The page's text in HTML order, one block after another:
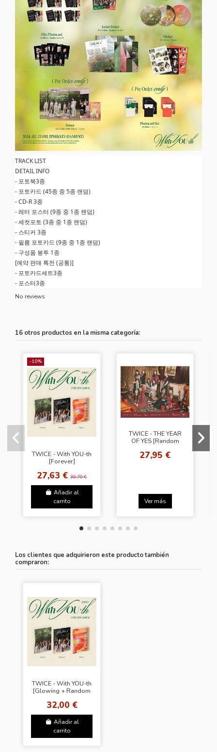
TRACK LIST
DETAIL INFO
- 포토북3종
- 포토카드 (45종 중 5종 랜덤)
- CD-R 3종
- 레터 포스터 (9종 중 1종 랜덤)
- 세컷포토 (3종 중 1종 랜덤)
- 스티커 3종
- 필름 포토카드 (9종 중 1종 랜덤)
- 구성품 봉투 1종
[예약 판매 특전 (공통)]
- 포토카드세트3종
- 포스터3종
No reviews
16 otros productos en la misma categoría:
-10%
TWICE - With YOU-th
[Forever]
27,63 €30,70 €
Añadir al
carrito
TWICE - THE YEAR
OF YES [Random
27,95 €
Ver más
Los clientes que adquirieron este producto también
compraron:
TWICE - With YOU-th
[Glowing + Random
32,00 €
Añadir al
carrito